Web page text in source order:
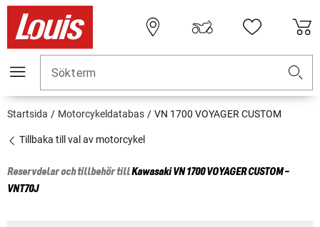
Sökterm
Startsida Motorcykeldatabas VN 1700 VOYAGER CUSTOM
Tillbaka till val av motorcykel
Reservdelar och tillbehör tillKawasakiVN 1700 VOYAGER CUSTOM -
VNT70J